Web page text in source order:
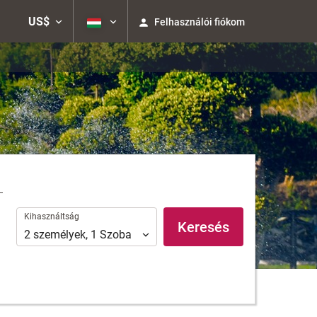
US$ Felhasználói fiókom
Kihasználtság
Kihasználtság
2 személyek, 1 Szoba Keresés